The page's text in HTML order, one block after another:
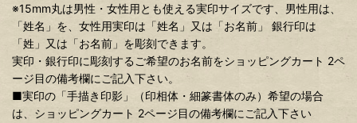
※15mm丸は男性・女性用とも使える実印サイズです、男性用は、
「姓名」を、女性用実印は「姓名」又は「お名前」 銀行印は
「姓」又は「お名前」を彫刻できます。
実印・銀行印に彫刻するご希望のお名前をショッピングカート 2ペ
ージ目の備考欄にご記入下さい。
■実印の「手描き印影」（印相体・細篆書体のみ）希望の場合
は、ショッピングカート 2ページ目の備考欄にご記入下さい